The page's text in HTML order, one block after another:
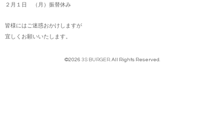
２月１日 （月）振替休み
皆様にはご迷惑おかけしますが
宜しくお願いいたします。
©2026 3S BURGER. All Rights Reserved.